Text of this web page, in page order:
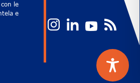
le
e